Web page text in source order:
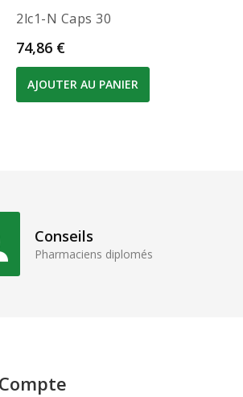
2lc1-N Caps 30
Prix
74,86 €
AJOUTER AU PANIER
Conseils
Pharmaciens diplomés